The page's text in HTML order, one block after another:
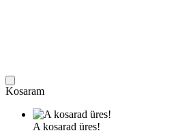
Kosaram
A kosarad üres!